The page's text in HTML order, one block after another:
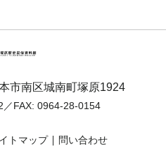
市南区城南町塚原1924
／FAX: 0964-28-0154
トマップ 問い合わせ